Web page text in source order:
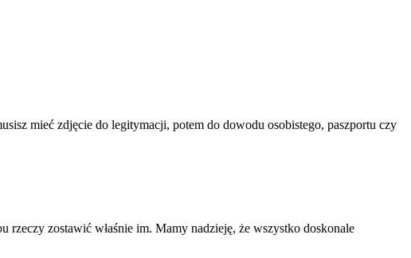
mieć zdjęcie do legitymacji, potem do dowodu osobistego, paszportu czy
rzeczy zostawić właśnie im. Mamy nadzieję, że wszystko doskonale